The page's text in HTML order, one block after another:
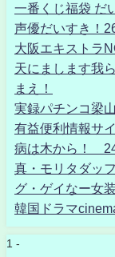
一番くじ福袋 だ
声優だいすき！
大阪エキストラ
天にまします我
まえ！
実録パチンコ梁
有益便利情報サ
病は木から！
真・モリタダッ
グ・ゲイなー女
韓国ドラマ
1 -